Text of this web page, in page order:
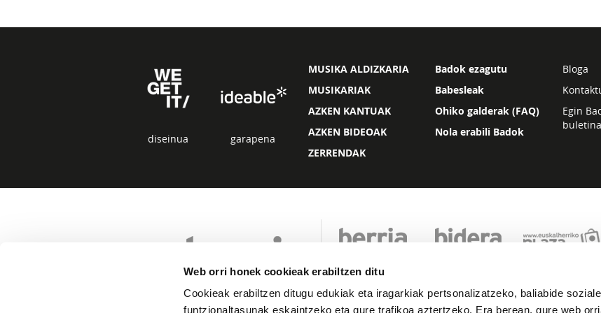
Web orri honek cookieak erabiltzen ditu
Cookieak erabiltzen ditugu edukiak eta iragarkiak pertsonalizatzeko, baliabide
funtzionaltasunak eskaintzeko eta gure trafikoa aztertzeko. Era berean, gure web
diseinua garapena
MUSIKA ALDIZKARIA
MUSIKARIAK
AZKEN KANTUAK
AZKEN BIDEOAK
ZERRENDAK
Badok ezagutu
Babesleak
Ohiko galderak (FAQ)
Nola erabili Badok
Bloga
Egin